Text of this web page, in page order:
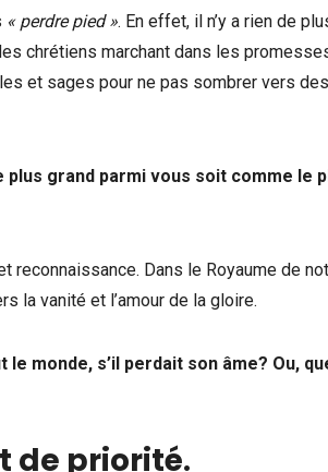
« perdre pied ». En effet, il n’y a rien de
chrétiens marchant dans les
et sages pour ne pas sombrer vers
plus grand parmi vous soit comme le
reconnaissance. Dans le Royaume de
la vanité et l’amour de la gloire.
monde, s’il perdait son âme? Ou,
de priorité.